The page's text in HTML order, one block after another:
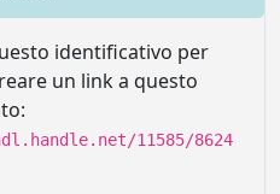
identificativo per
un link a questo
11585/8624